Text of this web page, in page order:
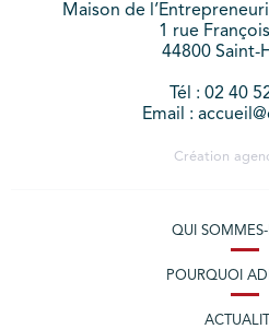
Maison de
1 rue
44800 Saint-
Tél : 02 40
Email :
Création
QUI
POURQUOI